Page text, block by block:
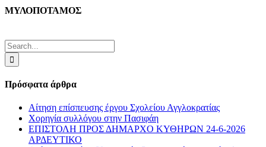
ΜΥΛΟΠΟΤΑΜΟΣ
Search
for:
Πρόσφατα άρθρα
Αίτηση επίσπευσης έργου Σχολείου Αγγλοκρατίας
Χορηγία συλλόγου στην Πασιφάη
ΕΠΙΣΤΟΛΗ ΠΡΟΣ ΔΗΜΑΡΧΟ ΚΥΘΗΡΩΝ 24-6-2026
ΑΡΔΕΥΤΙΚΟ